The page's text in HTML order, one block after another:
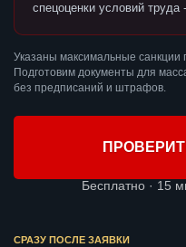
спецоценки условий
Указаны максимальные
Подготовим документы для
без предписаний и штрафов.
Бесплатно · 15
СРАЗУ ПОСЛЕ ЗАЯВКИ